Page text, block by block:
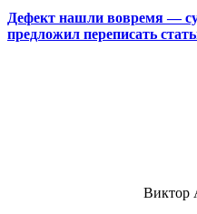
Дефект нашли вовремя —
предложил переписать
Виктор